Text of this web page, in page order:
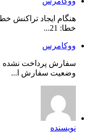
خطا: 21...
ووکامرس
سفارش پرداخت نشده
وضعیت سفارش ا...
نویسنده